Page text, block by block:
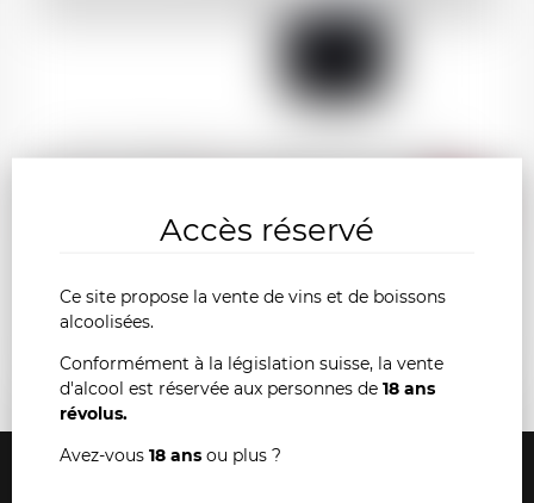
SAINT-EMILION La Chapelle d'Ausone 2019
Accès réservé
Ce site propose la vente de vins et de boissons
alcoolisées.
Conformément à la législation suisse, la vente
d'alcool est réservée aux personnes de 18 ans
révolus.
Avez-vous 18 ans ou plus ?